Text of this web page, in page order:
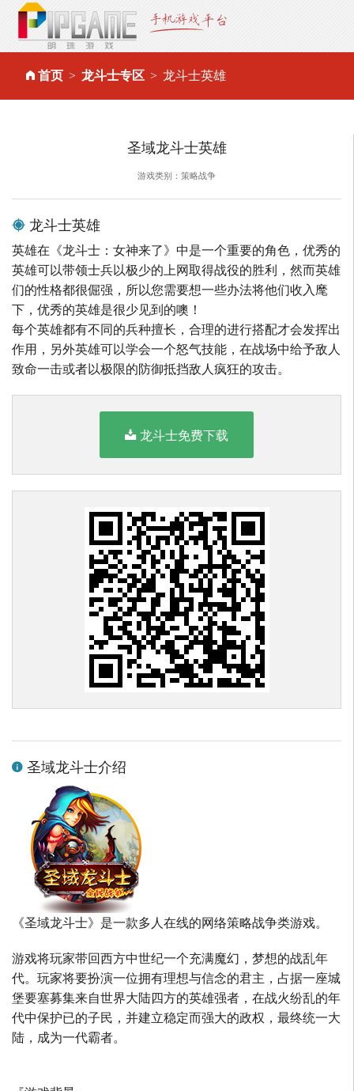
首页 龙斗士专区 龙斗士英雄
圣域龙斗士英雄
游戏类别：策略战争
龙斗士英雄
英雄在《龙斗士：女神来了》中是一个重要的角色，优秀的
英雄可以带领士兵以极少的上网取得战役的胜利，然而英雄
们的性格都很倔强，所以您需要想一些办法将他们收入麾
下，优秀的英雄是很少见到的噢！
每个英雄都有不同的兵种擅长，合理的进行搭配才会发挥出
作用，另外英雄可以学会一个怒气技能，在战场中给予敌人
致命一击或者以极限的防御抵挡敌人疯狂的攻击。
龙斗士免费下载
圣域龙斗士介绍
《圣域龙斗士》是一款多人在线的网络策略战争类游戏。
游戏将玩家带回西方中世纪一个充满魔幻，梦想的战乱年
代。玩家将要扮演一位拥有理想与信念的君主，占据一座城
堡要塞募集来自世界大陆四方的英雄强者，在战火纷乱的年
代中保护已的子民，并建立稳定而强大的政权，最终统一大
陆，成为一代霸者。